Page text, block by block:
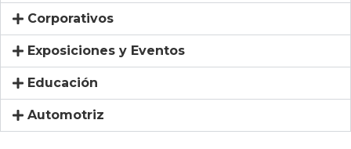
Corporativos
Exposiciones y Eventos
Educación
Automotriz